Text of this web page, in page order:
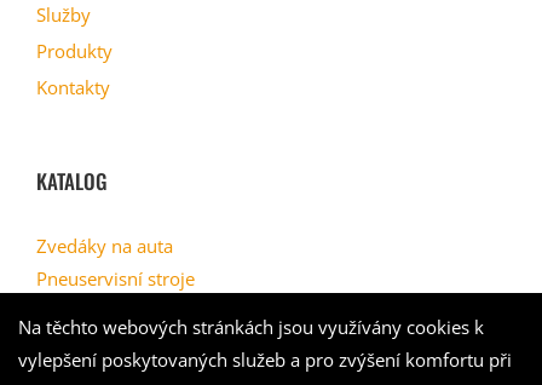
Služby
Produkty
Kontakty
KATALOG
Zvedáky na auta
Pneuservisní stroje
Kompresory
Na těchto webových stránkách jsou využívány cookies k
vylepšení poskytovaných služeb a pro zvýšení komfortu při